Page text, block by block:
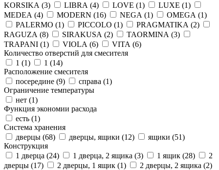
KORSIKA (3) LIBRA (4) LOVE (1) LUXE (1)
MEDEA (4) MODERN (16) NEGA (1) OMEGA (1)
PALERMO (1) PICCOLO (1) PRAGMATIKA (2)
RAGUZA (8) SIRAKUSA (2) TAORMINA (3)
TRAPANI (1) VIOLA (6) VITA (6)
Количество отверстий для смесителя
1 (1) 1 (14)
Расположение смесителя
посередине (9) справа (1)
Ограничение температуры
нет (1)
Функция экономии расхода
есть (1)
Система хранения
дверцы (68) дверцы, ящики (12) ящики (51)
Конструкция
1 дверца (24) 1 дверца, 2 ящика (3) 1 ящик (28)
2
дверцы (17) 2 дверцы, 1 ящик (1) 2 дверцы, 2 ящика (2)